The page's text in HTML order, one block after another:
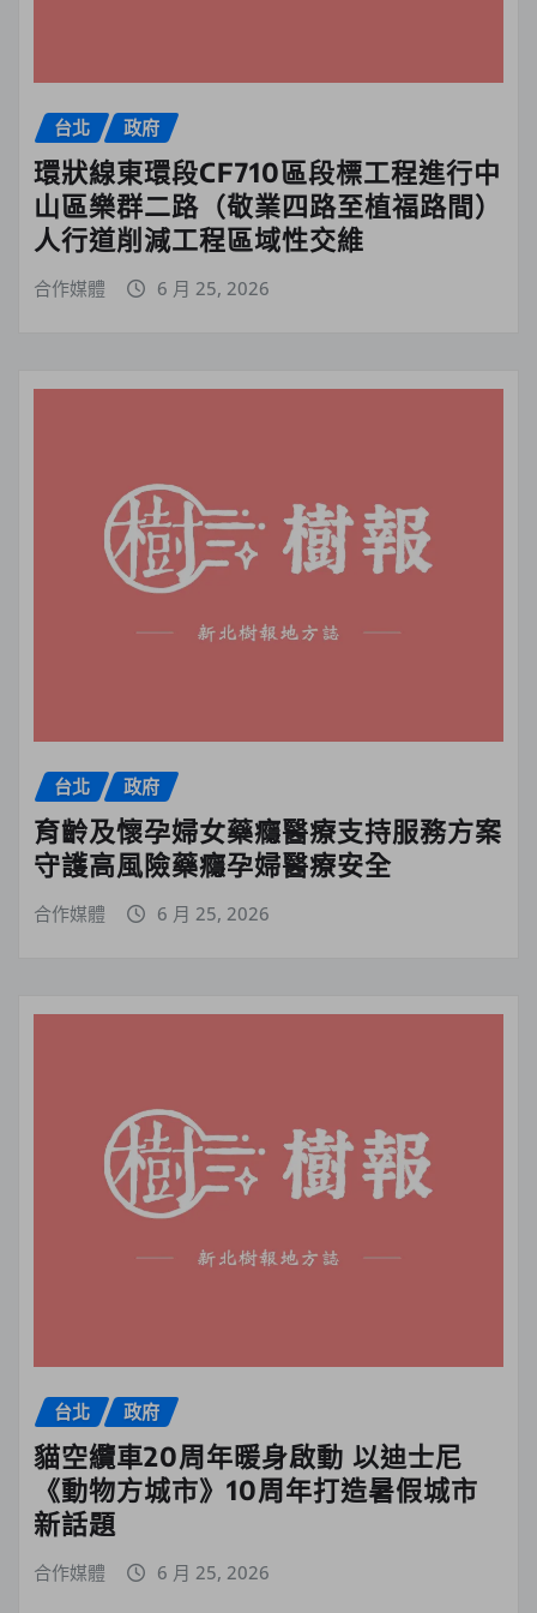
台北 政府
環狀線東環段CF710區段標工程進行中
山區樂群二路（敬業四路至植福路間）
人行道削減工程區域性交維
合作媒體 6 月 25, 2026
台北 政府
育齡及懷孕婦女藥癮醫療支持服務方案
守護高風險藥癮孕婦醫療安全
合作媒體 6 月 25, 2026
台北 政府
貓空纜車20周年暖身啟動 以迪士尼
《動物方城市》10周年打造暑假城市
新話題
合作媒體 6 月 25, 2026